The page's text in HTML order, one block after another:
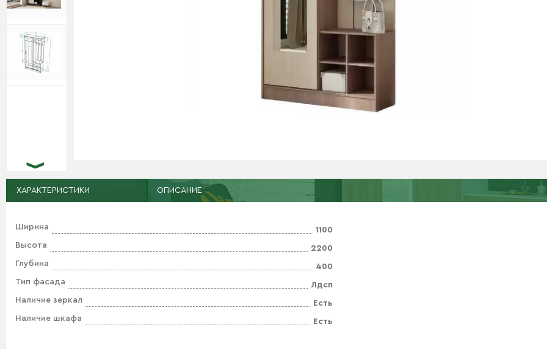
ХАРАКТЕРИСТИКИ ОПИСАНИЕ
Ширина
1100
Высота
2200
Глубина
400
Тип фасада
Лдсп
Наличие зеркал
Есть
Наличие шкафа
Есть